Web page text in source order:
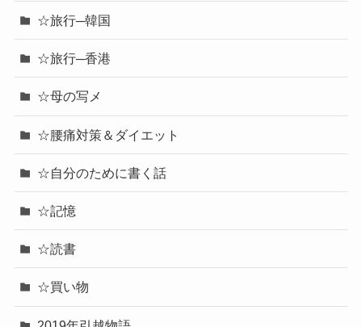
☆旅行─韓国
☆旅行─香港
☆母の写メ
☆腰痛対策＆ダイエット
☆自分のために書く話
☆記憶
☆読書
☆買い物